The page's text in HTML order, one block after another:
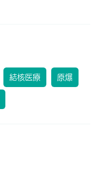
結核医療 原爆